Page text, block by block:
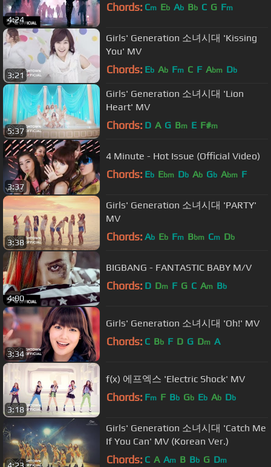
4:24
Chords: Cm Eb Ab Bb C G Fm
3:21
Girls' Generation 소녀시대 'Kissing
You' MV
Chords: Eb Ab Fm C F Abm Db
5:37
Girls' Generation 소녀시대 'Lion
Heart' MV
Chords: D A G Bm E F#m
3:37
4 Minute - Hot Issue (Official Video)
Chords: Eb Ebm Db Ab Gb Abm F
3:38
Girls' Generation 소녀시대 'PARTY'
MV
Chords: Ab Eb Fm Bbm Cm Db
4:00
BIGBANG - FANTASTIC BABY M/V
Chords: D Dm F G C Am Bb
3:34
Girls' Generation 소녀시대 'Oh!' MV
Chords: C Bb F D G Dm A
3:18
f(x) 에프엑스 'Electric Shock' MV
Chords: Fm F Bb Gb Eb Ab Db
Girls' Generation 소녀시대 'Catch Me
If You Can' MV (Korean Ver.)
Chords: C A Am B Bb G Dm